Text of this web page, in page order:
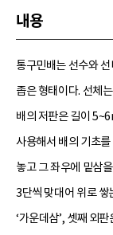
내용
통구민배는 선수와
좁은 형태이다. 선체
배의 저판은 길이
사용해서 배의 기초를
놓고 그 좌우에 밑삼
3단씩 맞대어 위로 쌓
‘가운데삼’, 셋째 외